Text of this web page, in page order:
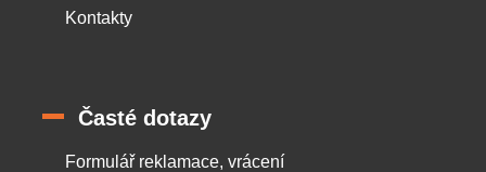
Kontakty
Časté dotazy
Formulář reklamace, vrácení